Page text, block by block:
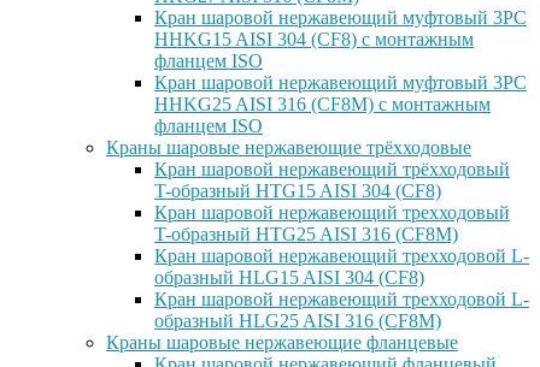
Кран шаровой нержавеющий муфтовый 3PC
HHKG15 AISI 304 (CF8) с монтажным
фланцем ISO
Кран шаровой нержавеющий муфтовый 3PC
HHKG25 AISI 316 (CF8M) с монтажным
фланцем ISO
Краны шаровые нержавеющие трёхходовые
Кран шаровой нержавеющий трёхходовый
T-образный HTG15 AISI 304 (CF8)
Кран шаровой нержавеющий трехходовый
T-образный HTG25 AISI 316 (CF8M)
Кран шаровой нержавеющий трехходовой L-
образный HLG15 AISI 304 (CF8)
Кран шаровой нержавеющий трехходовой L-
образный HLG25 AISI 316 (CF8M)
Краны шаровые нержавеющие фланцевые